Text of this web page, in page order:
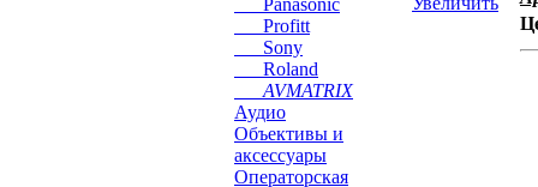
Panasonic
Profitt
Sony
Roland
AVMATRIX
Аудио
Объективы и
аксессуары
Операторская